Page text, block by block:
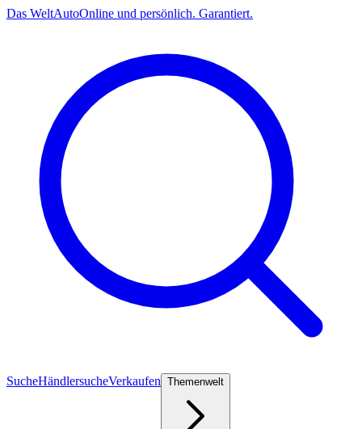
Das WeltAutoOnline und persönlich. Garantiert.
SucheHändlersucheVerkaufen Themenwelt